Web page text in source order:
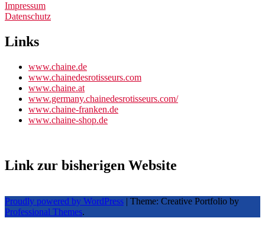
Impressum
Datenschutz
Links
www.chaine.de
www.chainedesrotisseurs.com
www.chaine.at
www.germany.chainedesrotisseurs.com/
www.chaine-franken.de
www.chaine-shop.de
Link zur bisherigen Website
Proudly powered by WordPress | Theme: Creative Portfolio by
Professional Themes.